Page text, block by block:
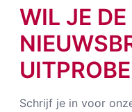
WIL JE DE
Schrijf je in voor